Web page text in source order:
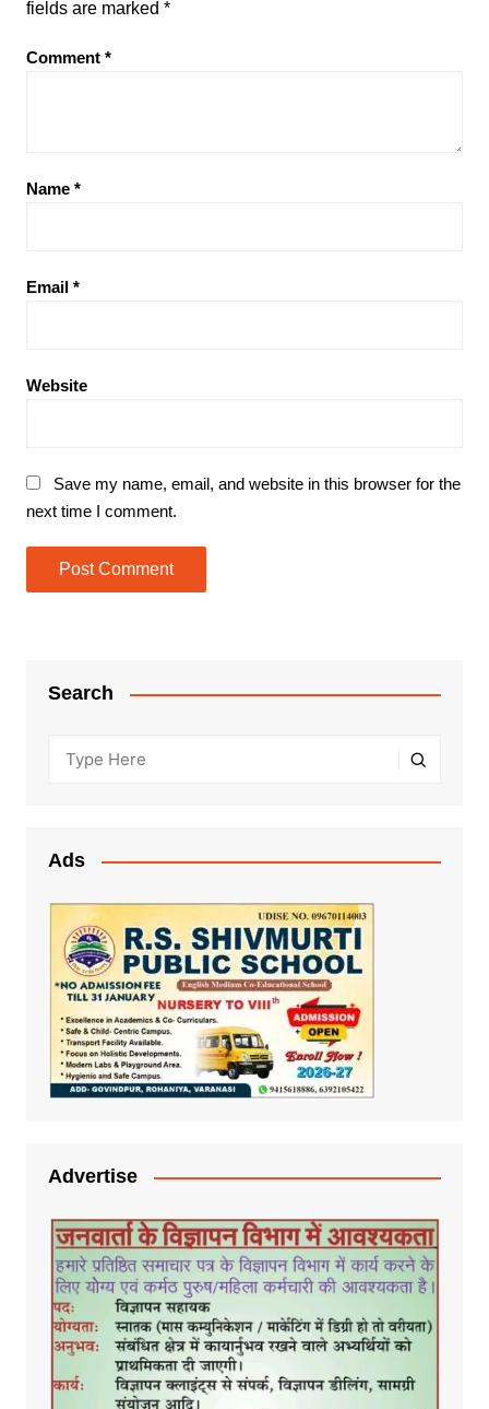
fields are marked *
Comment *
Name *
Email *
Website
Save my name, email, and website in this browser for the
next time I comment.
Search
Ads
Advertise